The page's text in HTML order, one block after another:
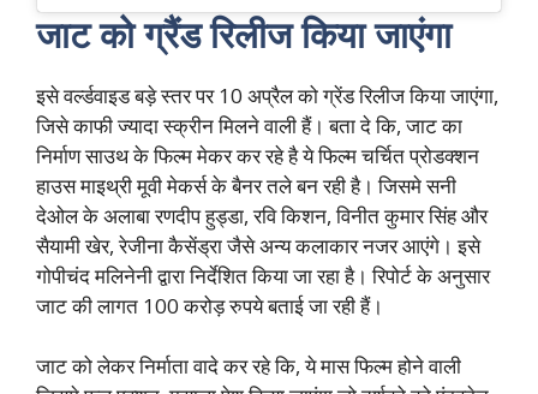
जाट को ग्रैंड रिलीज किया जाएंगा
इसे वर्ल्डवाइड बड़े स्तर पर 10 अप्रैल को ग्रेंड रिलीज किया जाएंगा,
जिसे काफी ज्यादा स्क्रीन मिलने वाली हैं। बता दे कि, जाट का
निर्माण साउथ के फिल्म मेकर कर रहे है ये फिल्म चर्चित प्रोडक्शन
हाउस माइथ्री मूवी मेकर्स के बैनर तले बन रही है। जिसमे सनी
देओल के अलाबा रणदीप हुड्डा, रवि किशन, विनीत कुमार सिंह और
सैयामी खेर, रेजीना कैसेंड्रा जैसे अन्य कलाकार नजर आएंगे। इसे
गोपीचंद मलिनेनी द्वारा निर्देशित किया जा रहा है। रिपोर्ट के अनुसार
जाट की लागत 100 करोड़ रुपये बताई जा रही हैं।
जाट को लेकर निर्माता वादे कर रहे कि, ये मास फिल्म होने वाली